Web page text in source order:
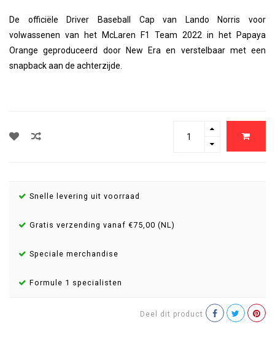
De officiële Driver Baseball Cap van Lando Norris voor
volwassenen van het McLaren F1 Team 2022 in het Papaya
Orange geproduceerd door New Era en verstelbaar met een
snapback aan de achterzijde.
Snelle levering uit voorraad
Gratis verzending vanaf €75,00 (NL)
Speciale merchandise
Formule 1 specialisten
Deel dit product